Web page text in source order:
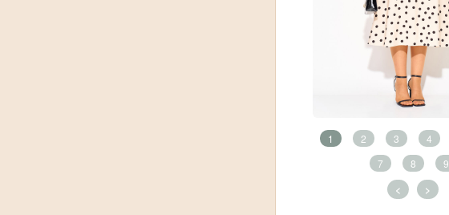
1 2 3 4
7
8 9
< >